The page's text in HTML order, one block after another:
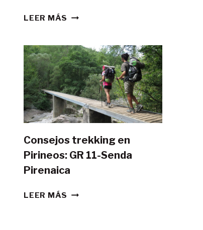
LEER MÁS ¿ES
LA
GR11
CON
TIENDA
DE
CAMPAÑA?
Consejos trekking en
Pirineos: GR 11-Senda
Pirenaica
LEER MÁS CONSEJOS